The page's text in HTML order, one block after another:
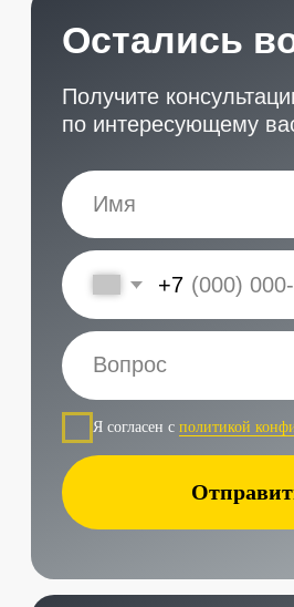
Наши контакты
Услуги в нашем сервисе
START